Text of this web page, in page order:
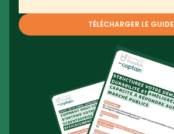
TÉLÉCHARGER LE GUIDE